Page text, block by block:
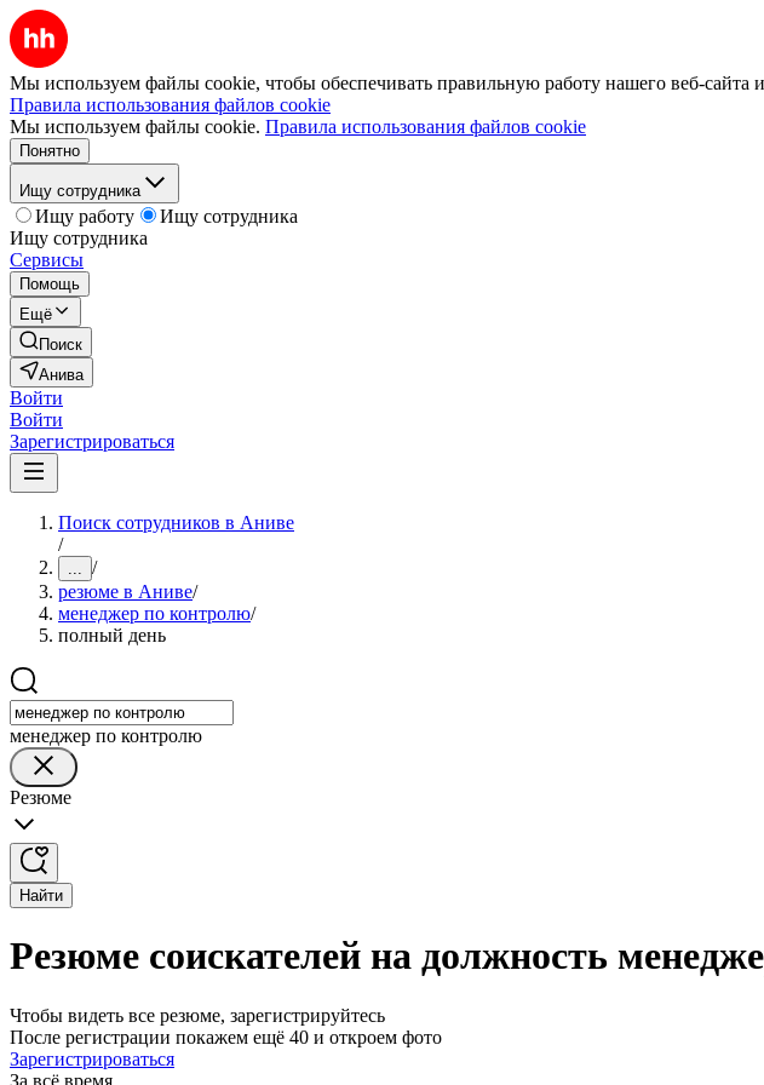
Мы используем файлы cookie, чтобы обеспечивать правильную работу нашего веб-сайта
Правила использования файлов cookie
Мы используем файлы cookie. Правила использования файлов cookie
Понятно
Ищу сотрудника
Ищу работу
Ищу сотрудника
Ищу сотрудника
Сервисы
Помощь
Ещё
Поиск
Анива
Войти
Войти
Зарегистрироваться
Поиск сотрудников в Аниве
/
... /
резюме в Аниве/
менеджер по контролю/
полный день
менеджер по контролю
Резюме
Найти
Резюме соискателей на должность
Чтобы видеть все резюме, зарегистрируйтесь
После регистрации покажем ещё 40 и откроем фото
Зарегистрироваться
За всё время